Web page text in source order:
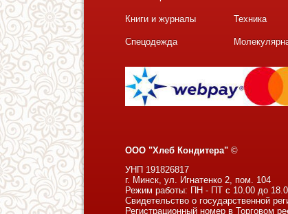
Книги и журналы Техника
Спецодежда
ООО "Хлеб Кондитера" ©
УНП 191826817
г. Минск, ул. Игнатенко 2, пом. 104
Режим работы: ПН - ПТ с 10.00 до
Свидетельство о государственной
Регистрационный номер в Торговом